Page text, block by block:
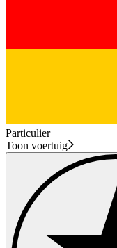
Particulier
Toon voertuig